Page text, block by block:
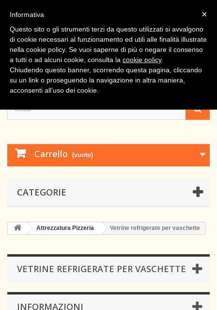
Carrello (vuoto)
CATEGORIE
Attrezzatura Pizzeria Vetrine refrigerate per vaschette
VETRINE REFRIGERATE PER VASCHETTE
INFORMAZIONI
×
Informativa
Questo sito o gli strumenti terzi da questo utilizzati si avvalgono
di cookie necessari al funzionamento ed utili alle finalità illustrate
nella cookie policy. Se vuoi saperne di più o negare il consenso
a tutti o ad alcuni cookie, consulta la cookie policy.
Chiudendo questo banner, scorrendo questa pagina, cliccando
su un link o proseguendo la navigazione in altra maniera,
acconsenti all’uso dei cookie.